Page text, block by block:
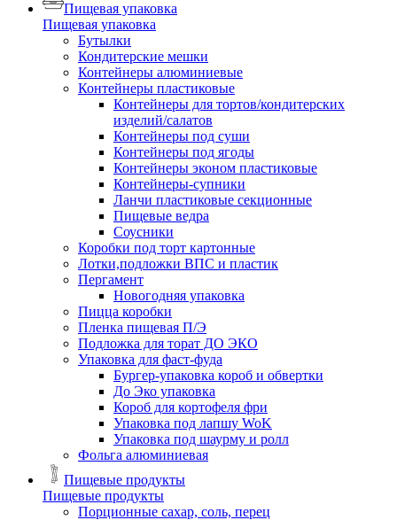
Пищевая упаковка
Пищевая упаковка
Бутылки
Кондитерские мешки
Контейнеры алюминиевые
Контейнеры пластиковые
Контейнеры для тортов/кондитерских
изделий/салатов
Контейнеры под суши
Контейнеры под ягоды
Контейнеры эконом пластиковые
Контейнеры-супники
Ланчи пластиковые секционные
Пищевые ведра
Соусники
Коробки под торт картонные
Лотки,подложки ВПС и пластик
Пергамент
Новогодняя упаковка
Пицца коробки
Пленка пищевая П/Э
Подложка для торат ДО ЭКО
Упаковка для фаст-фуда
Бургер-упаковка короб и обвертки
До Эко упаковка
Короб для кортофеля фри
Упаковка под лапшу WoK
Упаковка под шаурму и ролл
Фольга алюминиевая
Пищевые продукты
Пищевые продукты
Порционные сахар, соль, перец